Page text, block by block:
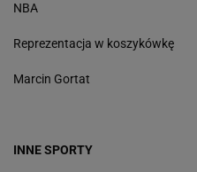
NBA
Reprezentacja w koszykówkę
Marcin Gortat
INNE SPORTY